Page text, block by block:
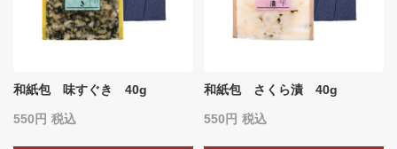
和紙包 味すぐき 40g
550 税込
和紙包 さくら漬 40g
550 税込